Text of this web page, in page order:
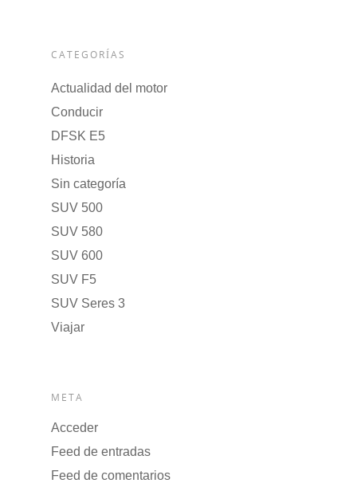
CATEGORÍAS
Actualidad del motor
Conducir
DFSK E5
Historia
Sin categoría
SUV 500
SUV 580
SUV 600
SUV F5
SUV Seres 3
Viajar
META
Acceder
Feed de entradas
Feed de comentarios